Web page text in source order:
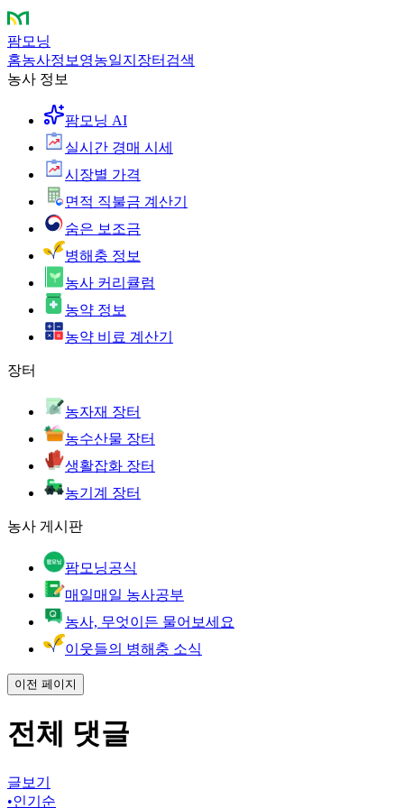
팜모닝
홈농사정보 영농일지 장터 검색
농사 정보
팜모닝 AI
실시간 경매 시세
시장별 가격
면적 직불금 계산기
숨은 보조금
병해충 정보
농사 커리큘럼
농약 정보
농약 비료 계산기
장터
농자재 장터
농수산물 장터
생활잡화 장터
농기계 장터
농사 게시판
팜모닝공식
매일매일 농사공부
농사, 무엇이든 물어보세요
이웃들의 병해충 소식
이전 페이지
전체 댓글
글보기
•인기순